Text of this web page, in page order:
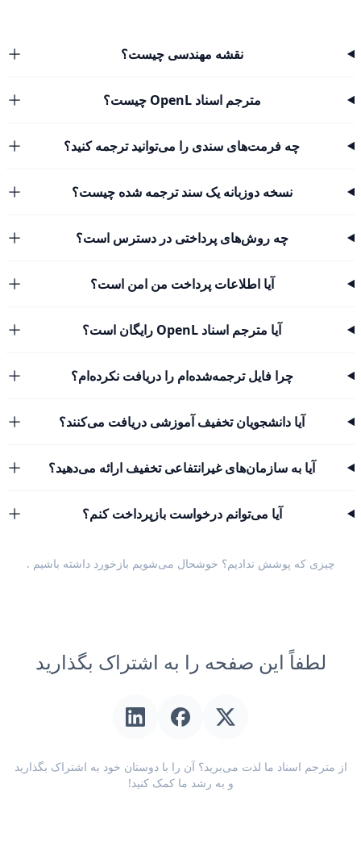
نقشه مهندسی چیست؟
مترجم اسناد OpenL چیست؟
چه فرمت‌های سندی را می‌توانید ترجمه کنید؟
نسخه دوزبانه یک سند ترجمه شده چیست؟
چه روش‌های پرداختی در دسترس است؟
آیا اطلاعات پرداخت من امن است؟
آیا مترجم اسناد OpenL رایگان است؟
چرا فایل ترجمه‌شده‌ام را دریافت نکرده‌ام؟
آیا دانشجویان تخفیف آموزشی دریافت می‌کنند؟
آیا به سازمان‌های غیرانتفاعی تخفیف ارائه می‌دهید؟
آیا می‌توانم درخواست بازپرداخت کنم؟
چیزی که پوشش ندادیم؟ خوشحال می‌شویم بازخورد داشته باشیم .
لطفاً این صفحه را به اشتراک بگذارید
از مترجم اسناد ما لذت می‌برید؟ آن را با دوستان خود به اشتراک بگذارید
و به رشد ما کمک کنید!